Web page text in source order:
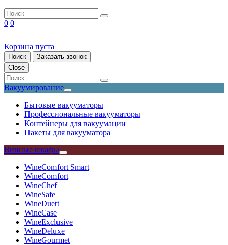
0 0
Корзина пуста
Поиск
Заказать звонок
Close
Вакуумирование
Бытовые вакууматоры
Профессиональные вакууматоры
Контейнеры для вакуумации
Пакеты для вакууматора
Винные шкафы
WineComfort Smart
WineComfort
WineChef
WineSafe
WineDuett
WineCase
WineExclusive
WineDeluxe
WineGourmet